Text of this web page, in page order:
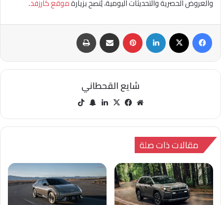
والعروض الحصرية والتحديثات اليومية، يُنصح بزيارةموقع كارزفد.
فيسبوك ‫X لينكدإن بينتيريست مشاركة عبر البريد طباعة
شايع القحطاني
مو
الوي
في
وك
‫X لينك سنا
تشا
مقالات ذات صلة